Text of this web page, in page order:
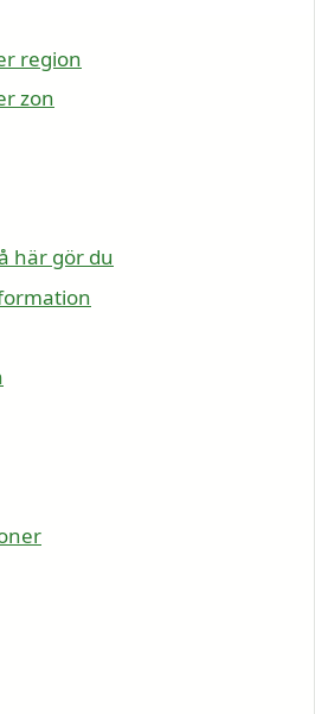
region
zon
här gör du